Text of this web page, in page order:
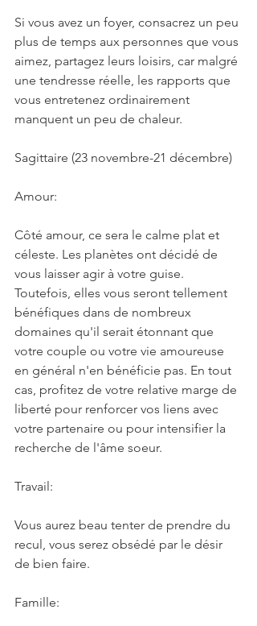
Si vous avez un foyer, consacrez un peu
plus de temps aux personnes que vous
aimez, partagez leurs loisirs, car malgré
une tendresse réelle, les rapports que
vous entretenez ordinairement
manquent un peu de chaleur.
Sagittaire (23 novembre-21 décembre)
Amour:
Côté amour, ce sera le calme plat et
céleste. Les planètes ont décidé de
vous laisser agir à votre guise.
Toutefois, elles vous seront tellement
bénéfiques dans de nombreux
domaines qu'il serait étonnant que
votre couple ou votre vie amoureuse
en général n'en bénéficie pas. En tout
cas, profitez de votre relative marge de
liberté pour renforcer vos liens avec
votre partenaire ou pour intensifier la
recherche de l'âme soeur.
Travail:
Vous aurez beau tenter de prendre du
recul, vous serez obsédé par le désir
de bien faire.
Famille: